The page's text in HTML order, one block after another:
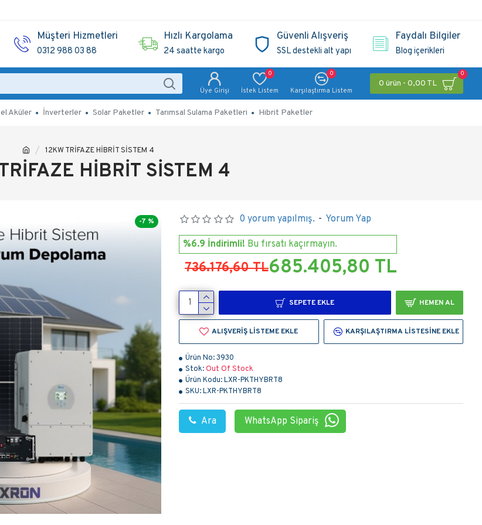
Müşteri Hizmetleri
0312 988 03 88
Hızlı Kargolama
24 saatte kargo
Güvenli Alışveriş
SSL destekli alt yapı
Faydalı Bilgiler
Blog içerikleri
Üye Girişi İstek Listem
0
Karşılaştırma Listem
0
0 ürün - 0,00 TL
0
Aküler İnverterler Solar Paketler Tarımsal Sulama Paketleri Hibrit Paketler
12KW TRİFAZE HİBRİT SİSTEM 4
HİBRİT SİSTEM 4
-7 %
Ürün No:3930
Stok:Out Of Stock
Ürün Kodu:LXR-PKTHYBRT8
SKU:LXR-PKTHYBRT8
Ara WhatsApp Sipariş
0 yorum yapılmış. - Yorum Yap
%6.9 İndirimli! Bu fırsatı kaçırmayın.
736.176,60 TL685.405,80 TL
SEPETE EKLE HEMEN AL
ALIŞVERIŞ LISTEME EKLE KARŞILAŞTIRMA LISTESINE EKLE